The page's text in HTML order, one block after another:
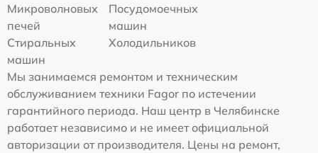
Микроволновых
печей
Посудомоечных
машин
Стиральных
машин
Холодильников
Мы занимаемся ремонтом и техническим
обслуживанием техники Fagor по истечении
гарантийного периода. Наш центр в Челябинске
работает независимо и не имеет официальной
авторизации от производителя. Цены на ремонт,